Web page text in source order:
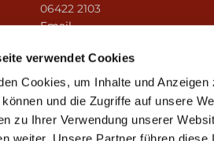
verwendet Cookies
Cookies, um Inhalte und
und die Zugriffe auf unsere
zu Ihrer Verwendung unserer
06422 2103
Email